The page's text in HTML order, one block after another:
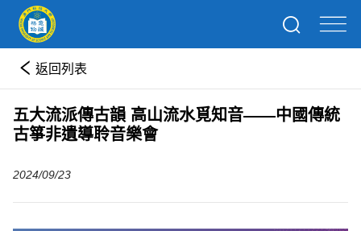
返回列表
五大流派傳古韻 高山流水覓知音——中國傳統
古箏非遺導聆音樂會
2024/09/23